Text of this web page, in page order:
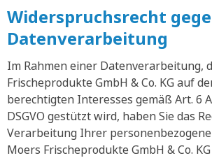
Widerspruchsrecht
Datenverarbeitung
Im Rahmen einer Datenverarbeitung,
Frischeprodukte GmbH & Co. KG auf
berechtigten Interesses gemäß Art. 6
DSGVO gestützt wird, haben Sie das
Verarbeitung Ihrer
Moers Frischeprodukte GmbH & Co.